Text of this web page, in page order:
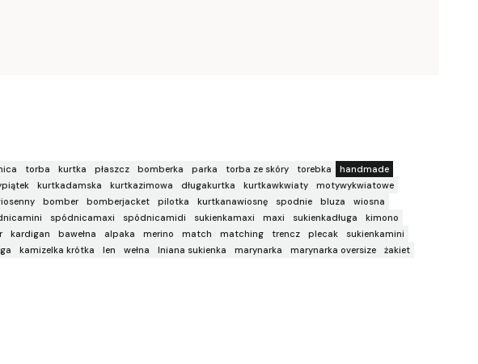
torba kurtka płaszcz bomberka parka torba ze skóry torebka
handmade
kurtkadamska kurtkazimowa długakurtka kurtkawkwiaty
motywykwiatowe
bomber bomberjacket pilotka kurtkanawiosnę spodnie bluza
wiosna
spódnicamaxi spódnicamidi sukienkamaxi maxi sukienkadługa
kimono
kardigan bawełna alpaka merino match matching trencz plecak
sukienkamini
kamizelka krótka len wełna lniana sukienka marynarka marynarka oversize żakiet